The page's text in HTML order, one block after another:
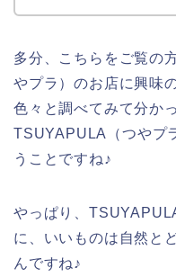
多分、こちらをご覧の
やプラ）のお店に興味
色々と調べてみて分か
TSUYAPULA（つやプ
うことですね♪
やっぱり、
に、いいものは自然と
んですね♪